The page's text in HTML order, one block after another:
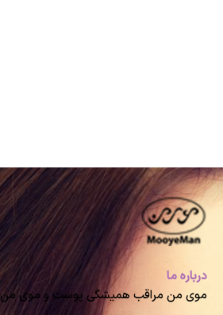
درباره ما
موی من مراقب همیشگی پوست و موی من